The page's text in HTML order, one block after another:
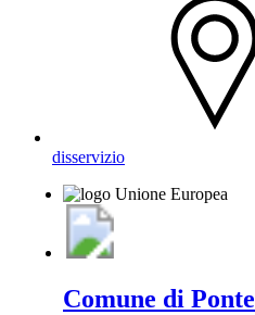
disservizio
Comune di